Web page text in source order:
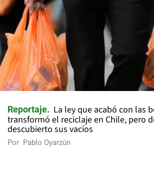
Reportaje
La ley que acabó con las
transformó el reciclaje en Chile, pero
descubierto sus vacíos
Por Pablo Oyarzún